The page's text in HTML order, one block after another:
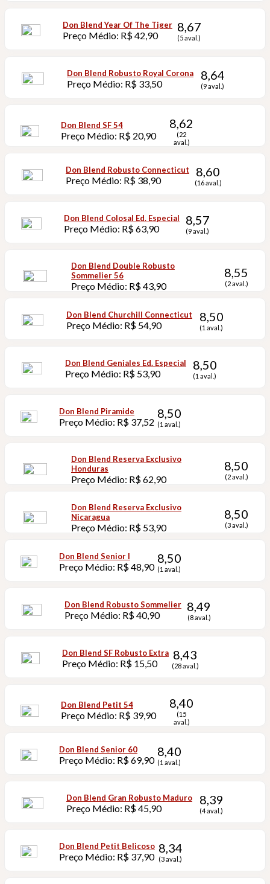
Don Blend Year Of The Tiger
Preço Médio: R$ 42,90
8,67
(5 aval.)
Don Blend Robusto Royal Corona
Preço Médio: R$ 33,50
8,64
(9 aval.)
Don Blend SF 54
Preço Médio: R$ 20,90
8,62
(22
aval.)
Don Blend Robusto Connecticut
Preço Médio: R$ 38,90
8,60
(16 aval.)
Don Blend Colosal Ed. Especial
Preço Médio: R$ 63,90
8,57
(9 aval.)
Don Blend Double Robusto
Sommelier 56
Preço Médio: R$ 43,90
8,55
(2 aval.)
Don Blend Churchill Connecticut
Preço Médio: R$ 54,90
8,50
(1 aval.)
Don Blend Geniales Ed. Especial
Preço Médio: R$ 53,90
8,50
(1 aval.)
Don Blend Piramide
Preço Médio: R$ 37,52
8,50
(1 aval.)
Don Blend Reserva Exclusivo
Honduras
Preço Médio: R$ 62,90
8,50
(2 aval.)
Don Blend Reserva Exclusivo
Nicaragua
Preço Médio: R$ 53,90
8,50
(3 aval.)
Don Blend Senior I
Preço Médio: R$ 48,90
8,50
(1 aval.)
Don Blend Robusto Sommelier
Preço Médio: R$ 40,90
8,49
(8 aval.)
Don Blend SF Robusto Extra
Preço Médio: R$ 15,50
8,43
(28 aval.)
Don Blend Petit 54
Preço Médio: R$ 39,90
8,40
(15
aval.)
Don Blend Senior 60
Preço Médio: R$ 69,90
8,40
(1 aval.)
Don Blend Gran Robusto Maduro
Preço Médio: R$ 45,90
8,39
(4 aval.)
Don Blend Petit Belicoso
Preço Médio: R$ 37,90
8,34
(3 aval.)